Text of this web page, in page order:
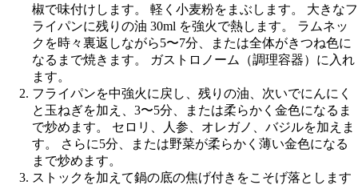
椒で味付けします。 軽く小麦粉をまぶします。 大きなフ
ライパンに残りの油 30ml を強火で熱します。 ラムネッ
クを時々裏返しながら5〜7分、または全体がきつね色に
なるまで焼きます。 ガストロノーム（調理容器）に入れ
ます。
フライパンを中強火に戻し、残りの油、次いでにんにく
と玉ねぎを加え、3〜5分、または柔らかく金色になるま
で炒めます。 セロリ、人参、オレガノ、バジルを加えま
す。 さらに5分、または野菜が柔らかく薄い金色になる
まで炒めます。
ストックを加えて鍋の底の焦げ付きをこそげ落とします